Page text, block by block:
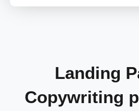
Landing
Copywriting